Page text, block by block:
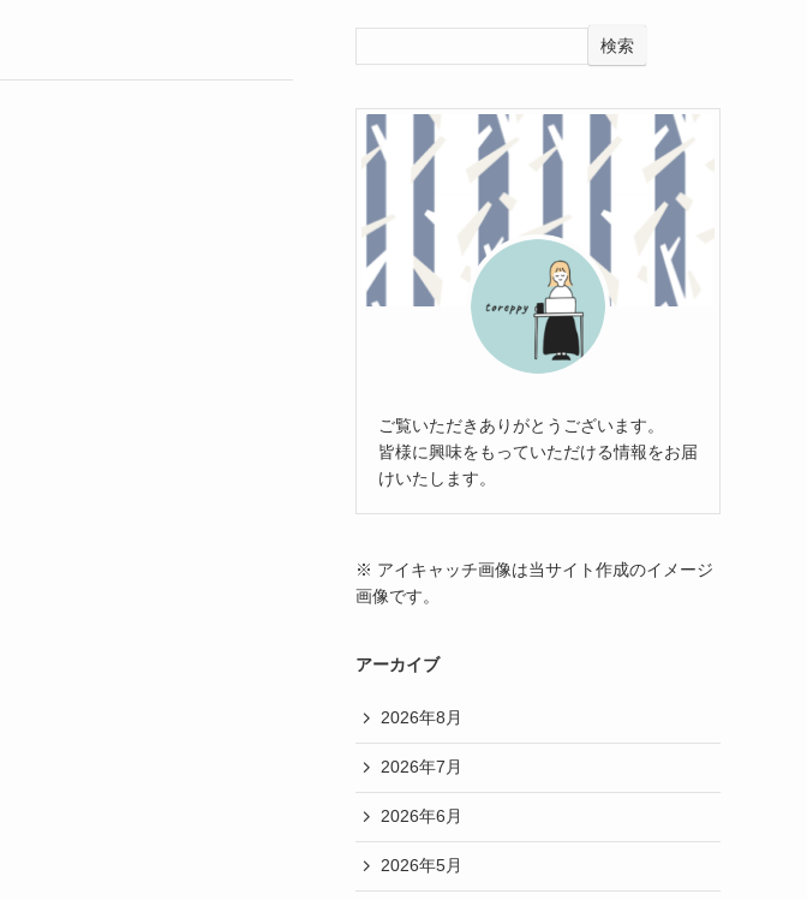
検索
ご覧いただきありがとうございます。
皆様に興味をもっていただける情報をお届
けいたします。
※ アイキャッチ画像は当サイト作成のイメージ
画像です。
アーカイブ
2026年8月
2026年7月
2026年6月
2026年5月